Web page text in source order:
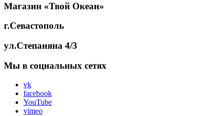
Магазин «Твой Океан»
г.Севастополь
ул.Степаняна 4/3
Мы в социальных сетях
vk
facebook
YouTube
vimeo